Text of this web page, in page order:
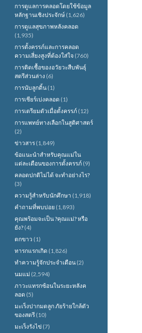
การดูแลการคลอดโดยใช้ข้อมูล
หลักฐานเชิงประจักษ์ (1,626)
การดูแลสุขภาพหลังคลอด
(1,935)
การตั้งครรภ์และการคลอด
ความเสี่ยงสูงที่ต้องใส่ใจ (760)
การติดเชื้อของอวัยวะสืบพันธุ์
สตรีส่วนล่าง (6)
การนับลูกดิ้น (1)
การเชียร์เบ่งคลอด (1)
การเตรียมตัวเมื่อตั้งครรภ์ (12)
การแพทย์ทางเลือกในสูติศาสตร์
(2)
ข่าวสาร (1,849)
ข้อแนะนำสำหรับคุณแม่ใน
แต่ละเดือนของการตั้งครรภ์ (9)
คลอดปกติไม่ได้ จะทำอย่างไร?
(3)
ความรู้สำหรับนักศึกษา (1,918)
คำถามที่พบบ่อย (1,893)
คุณพร้อมจะเป็น ?คุณแม่? หรือ
ยัง? (4)
ตกขาว (1)
ทารกแรกเกิด (1,826)
ทำความรู้จักประจำเดือน (2)
นมแม่ (2,594)
ภาวะแทรกซ้อนในระยะหลังค
ลอด (5)
มะเร็งปากมดลูก ภัยร้ายใกล้ตัว
ของสตรี (10)
มะเร็งรังไข่ (7)